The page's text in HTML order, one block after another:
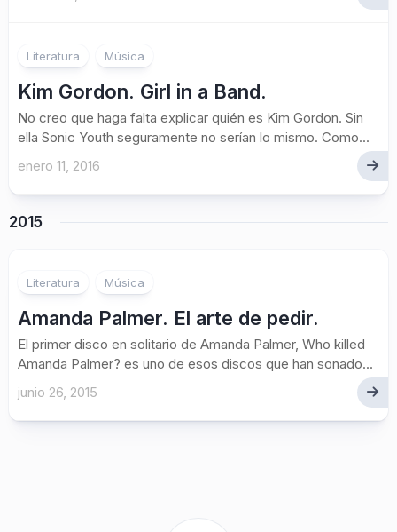
Literatura Música
Kim Gordon. Girl in a Band.
No creo que haga falta explicar quién es Kim Gordon. Sin
ella Sonic Youth seguramente no serían lo mismo. Como...
enero 11, 2016
2015
Literatura Música
Amanda Palmer. El arte de pedir.
El primer disco en solitario de Amanda Palmer, Who killed
Amanda Palmer? es uno de esos discos que han sonado...
junio 26, 2015